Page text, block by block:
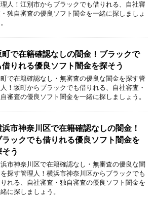
人！江別市からブラックでも借りれる、自社審
独自審査の優良ソフト闇金を一緒に探しましょ
町で在籍確認なしの闇金！ブラックで
借りれる優良ソフト闇金を探そう
で在籍確認なし・無審査の優良な闇金を探す管
！坂町からブラックでも借りれる、自社審査・
審査の優良ソフト闇金を一緒に探しましょう。
浜市神奈川区で在籍確認なしの闇金！
ラックでも借りれる優良ソフト闇金を
そう
市神奈川区で在籍確認なし・無審査の優良な闇
探す管理人！横浜市神奈川区からブラックでも
れる、自社審査・独自審査の優良ソフト闇金を
に探しましょう。